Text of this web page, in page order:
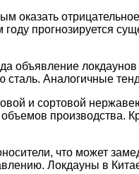
оказать
прогнозируется
объявление
Аналогичные
и сортовой
производства.
что может
Локдауны в